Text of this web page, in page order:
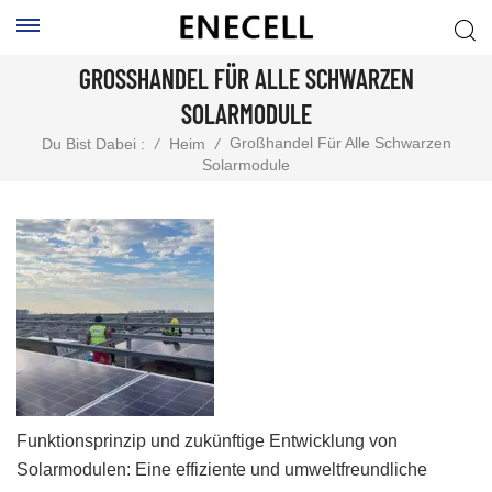
GROSSHANDEL FÜR ALLE SCHWARZEN S
OLARMODULE
Du Bist Dabei : / Heim / Großhandel Für Alle Schwarzen
Solarmodule
Funktionsprinzip und zukünftige Entwicklung von
Solarmodulen: Eine effiziente und umweltfreundliche